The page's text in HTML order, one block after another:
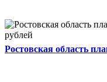
Ростовская область